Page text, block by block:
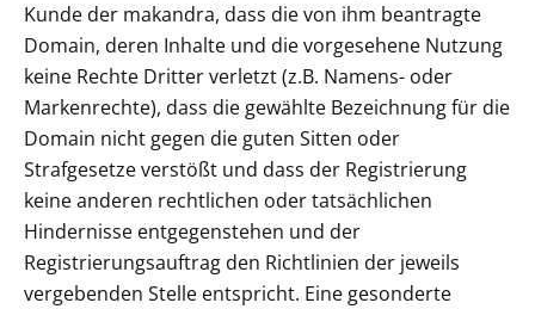
Kunde der makandra, dass die von ihm beantragte
Domain, deren Inhalte und die vorgesehene Nutzung
keine Rechte Dritter verletzt (z.B. Namens- oder
Markenrechte), dass die gewählte Bezeichnung für die
Domain nicht gegen die guten Sitten oder
Strafgesetze verstößt und dass der Registrierung
keine anderen rechtlichen oder tatsächlichen
Hindernisse entgegenstehen und der
Registrierungsauftrag den Richtlinien der jeweils
vergebenden Stelle entspricht. Eine gesonderte